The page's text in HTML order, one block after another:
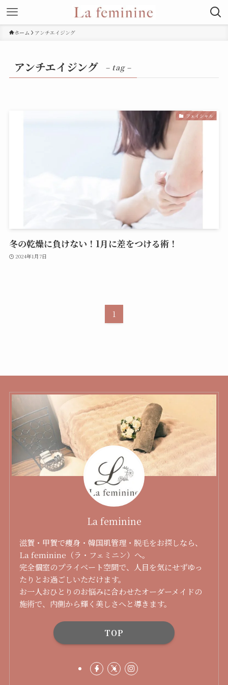
ホーム アンチエイジング
アンチエイジング – tag –
フェイシャル
冬の乾燥に負けない！1月に差をつける術！
2024年1月7日
1
La feminine
滋賀・甲賀で痩身・韓国肌管理・脱毛をお探しなら、
La feminine（ラ・フェミニン）へ。
完全個室のプライベート空間で、人目を気にせずゆっ
たりとお過ごしいただけます。
お一人おひとりのお悩みに合わせたオーダーメイドの
施術で、内側から輝く美しさへと導きます。
TOP